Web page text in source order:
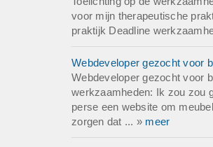
voor mijn therapeutische
praktijk Deadline
Webdeveloper gezocht voor
Webdeveloper gezocht voor
werkzaamheden: Ik zou zou
perse een website om
zorgen dat ... » meer